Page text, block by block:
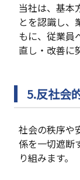
当社は、基本
とを認識し、
もに、従業員
直し・改善に
5.反社会
社会の秩序や
係を一切遮断
り組みます。